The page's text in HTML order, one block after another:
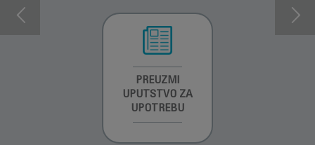
PREUZMI
UPUTSTVO ZA
UPOTREBU